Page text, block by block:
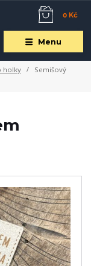
Menu
0 Kč
holky
Semišový